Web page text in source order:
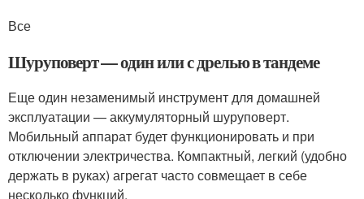
Все
Шуруповерт — один или с дрелью в тандеме
Еще один незаменимый инструмент для домашней
эксплуатации — аккумуляторный шуруповерт.
Мобильный аппарат будет функционировать и при
отключении электричества. Компактный, легкий (удобно
держать в руках) агрегат часто совмещает в себе
несколько функций.